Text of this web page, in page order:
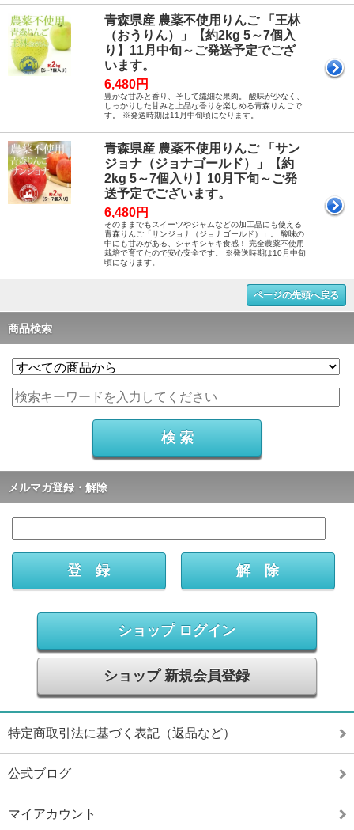
青森県産 農薬不使用りんご 「王林
（おうりん）」【約2kg 5～7個入
り】11月中旬～ご発送予定でござ
います。
6,480円
豊かな甘みと香り、そして繊細な果肉。 酸味が少なく、
しっかりした甘みと上品な香りを楽しめる青森りんごで
す。 ※発送時期は11月中旬頃になります。
青森県産 農薬不使用りんご 「サン
ジョナ（ジョナゴールド）」【約
2kg 5～7個入り】10月下旬～ご発
送予定でございます。
6,480円
そのままでもスイーツやジャムなどの加工品にも使える
青森りんご「サンジョナ（ジョナゴールド）」。 酸味の
中にも甘みがある、シャキシャキ食感！ 完全農薬不使用
栽培で育てたので安心安全です。 ※発送時期は10月中旬
頃になります。
ページの先頭へ戻る
商品検索
メルマガ登録・解除
ショップ ログイン
ショップ 新規会員登録
特定商取引法に基づく表記（返品など）
公式ブログ
マイアカウント